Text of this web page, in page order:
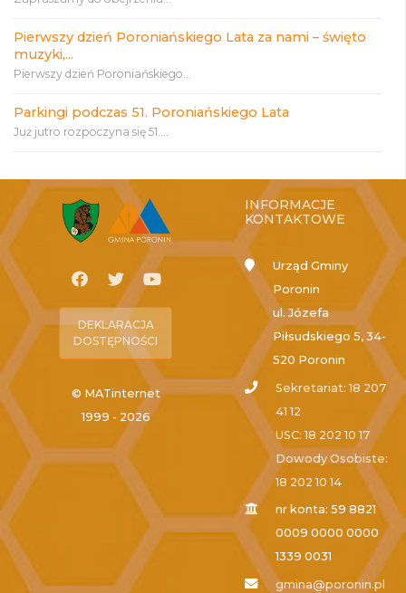
Pierwszy dzień Poroniańskiego Lata za nami – święto
muzyki,...
Pierwszy dzień Poroniańskiego...
Parkingi podczas 51. Poroniańskiego Lata
Już jutro rozpoczyna się 51....
DEKLARACJA
DOSTĘPNOŚCI
© MATinternet
1999 - 2026
INFORMACJE
KONTAKTOWE
Urząd Gminy
Poronin
ul. Józefa
Piłsudskiego 5, 34-
520 Poronin
Sekretariat: 18 207
41 12
USC: 18 202 10 17
Dowody Osobiste:
18 202 10 14
nr konta: 59 8821
0009 0000 0000
1339 0031
gmina@poronin.pl